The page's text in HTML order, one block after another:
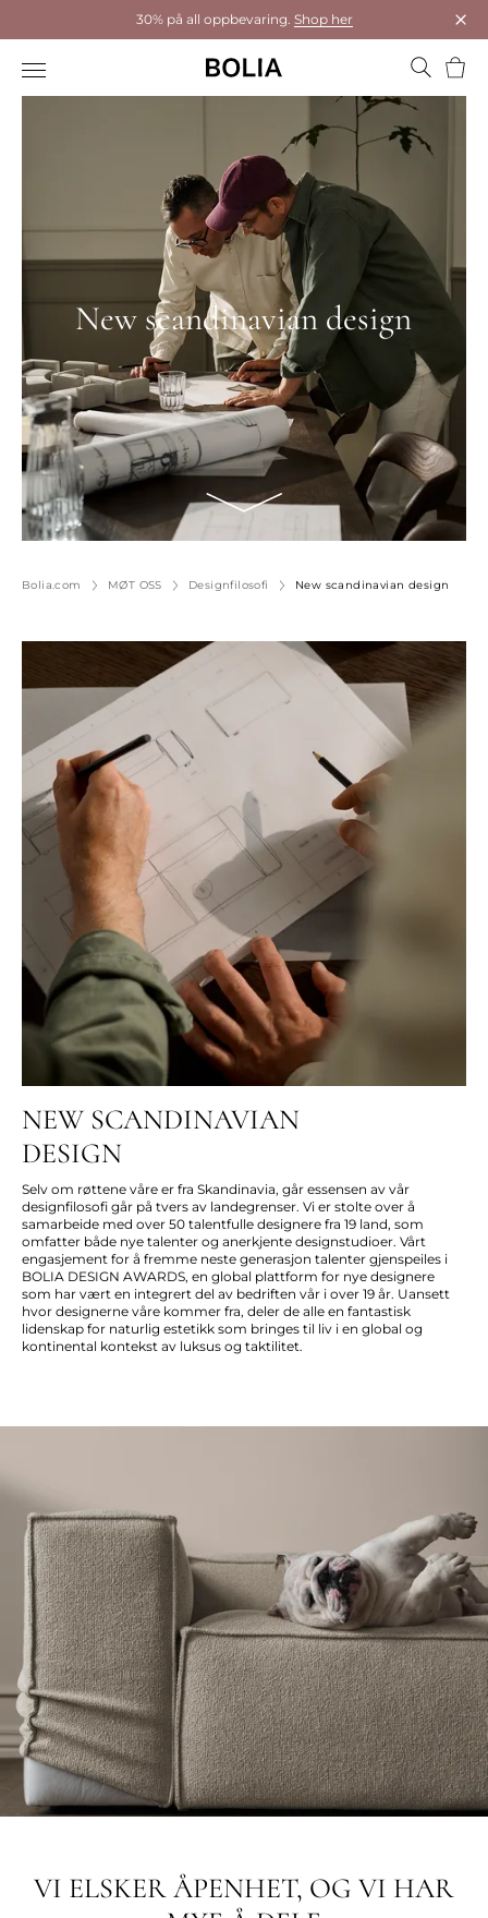
30% på all oppbevaring. Shop her
New scandinavian design
Bolia.com MØT OSS Designfilosofi New scandinavian design
NEW SCANDINAVIAN
DESIGN
Selv om røttene våre er fra Skandinavia, går essensen av vår
designfilosofi går på tvers av landegrenser. Vi er stolte over å
samarbeide med over 50 talentfulle designere fra 19 land, som
omfatter både nye talenter og anerkjente designstudioer. Vårt
engasjement for å fremme neste generasjon talenter gjenspeiles i
BOLIA DESIGN AWARDS, en global plattform for nye designere
som har vært en integrert del av bedriften vår i over 19 år. Uansett
hvor designerne våre kommer fra, deler de alle en fantastisk
lidenskap for naturlig estetikk som bringes til liv i en global og
kontinental kontekst av luksus og taktilitet.
VI ELSKER ÅPENHET, OG VI HAR